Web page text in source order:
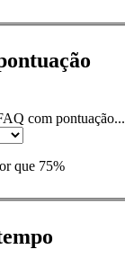
com pontuação...
que 75%